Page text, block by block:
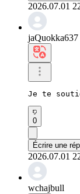
2026.07.01
jaQuokka637
Je te
0
Écrire une
2026.07.01
wchajbull